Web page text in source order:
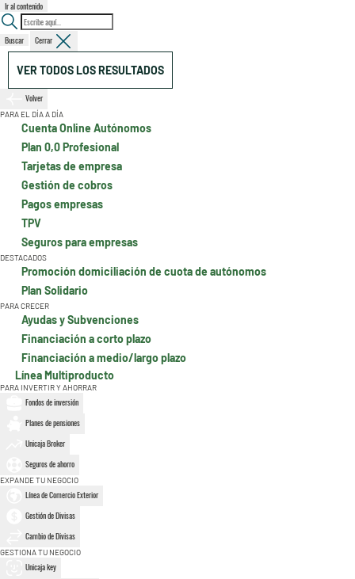
Ir al contenido
Buscar Cerrar
VER TODOS LOS RESULTADOS
Volver
PARA EL DÍA A DÍA
Cuenta Online Autónomos
Plan 0,0 Profesional
Tarjetas de empresa
Gestión de cobros
Pagos empresas
TPV
Seguros para empresas
DESTACADOS
Promoción domiciliación de cuota de autónomos
Plan Solidario
PARA CRECER
Ayudas y Subvenciones
Financiación a corto plazo
Financiación a medio/largo plazo
Línea Multiproducto
PARA INVERTIR Y AHORRAR
Fondos de inversión
Planes de pensiones
Unicaja Broker
Seguros de ahorro
EXPANDE TU NEGOCIO
Línea de Comercio Exterior
Gestión de Divisas
Cambio de Divisas
GESTIONA TU NEGOCIO
Unicaja key